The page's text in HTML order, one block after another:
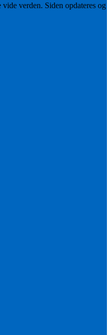
verden. Siden opdateres og